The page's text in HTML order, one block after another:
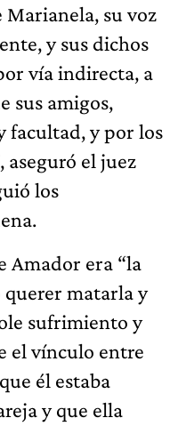
Marianela, su voz
y sus dichos
vía indirecta, a
sus amigos,
facultad, y por los
aseguró el juez
los
Amador era “la
matarla y
sufrimiento y
el vínculo entre
él estaba
y que ella